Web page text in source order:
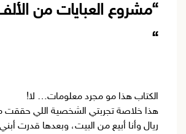
“مشروع العبايات من الألف
“
الكتاب هذا مو مجرد معلومات… لا!
هذا خلاصة تجربتي الشخصية اللي حققت
ريال وأنا أبيع من البيت، وبعدها قدرت